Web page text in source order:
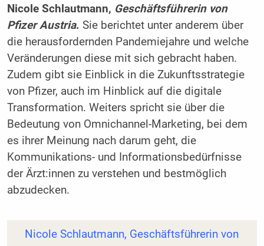
Nicole Schlautmann, Geschäftsführerin von
Pfizer Austria. Sie berichtet unter anderem über
die herausfordernden Pandemiejahre und welche
Veränderungen diese mit sich gebracht haben.
Zudem gibt sie Einblick in die Zukunftsstrategie
von Pfizer, auch im Hinblick auf die digitale
Transformation. Weiters spricht sie über die
Bedeutung von Omnichannel-Marketing, bei dem
es ihrer Meinung nach darum geht, die
Kommunikations- und Informationsbedürfnisse
der Ärzt:innen zu verstehen und bestmöglich
abzudecken.
Nicole Schlautmann, Geschäftsführerin von